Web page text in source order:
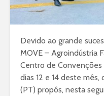
Devido ao grande
MOVE – Agroindústria
Centro de Convenções
dias 12 e 14 deste
(PT) propôs, nesta